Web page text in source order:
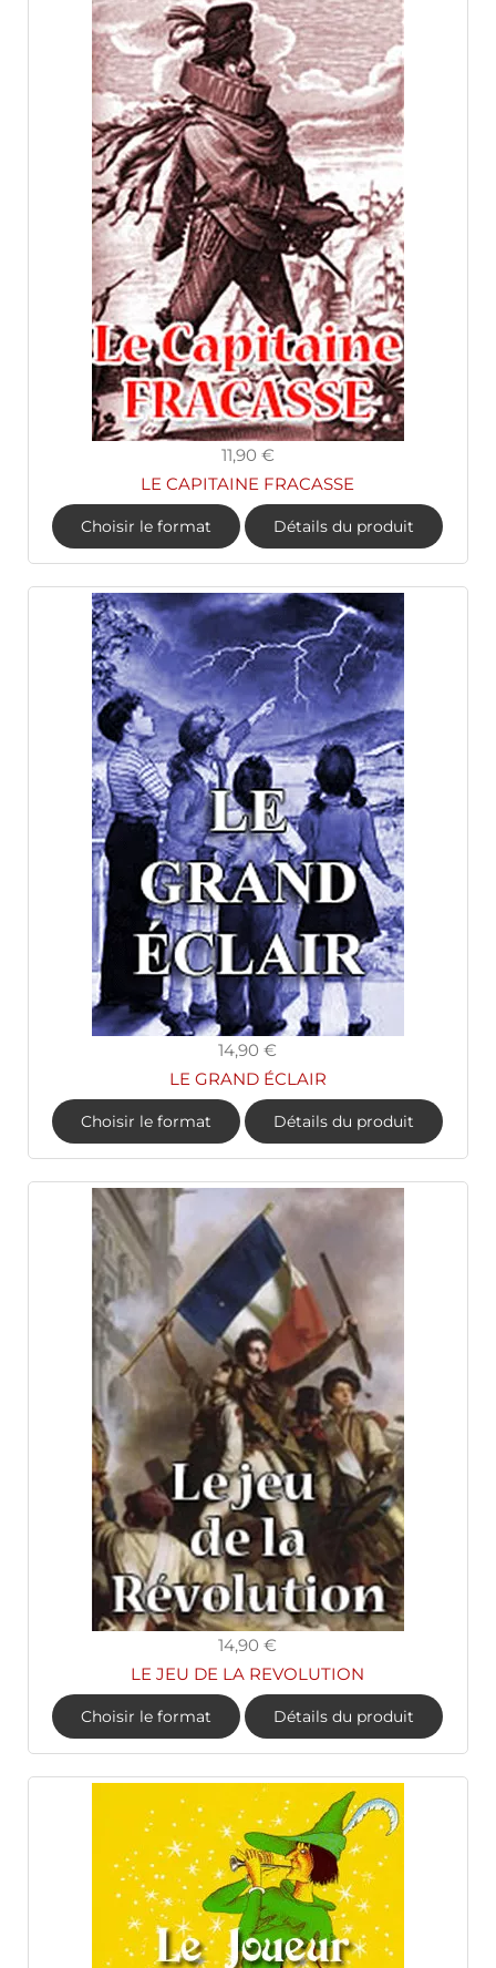
11,90 €
LE CAPITAINE FRACASSE
Choisir le format Détails du produit
14,90 €
LE GRAND ÉCLAIR
Choisir le format Détails du produit
14,90 €
LE JEU DE LA REVOLUTION
Choisir le format Détails du produit